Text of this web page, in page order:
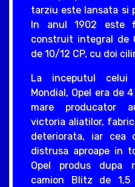
tarziu este lansata si
In anul 1902 este
construit integral de
de 10/12 CP, cu doi
La inceputul celui
Mondial, Opel era de
mare producator
victoria aliatilor,
deteriorata, iar cea
distrusa aproape in
Opel produs dupa
camion Blitz de